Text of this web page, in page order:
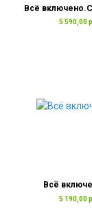
Всё
5 590,00
Всё
5 190,00